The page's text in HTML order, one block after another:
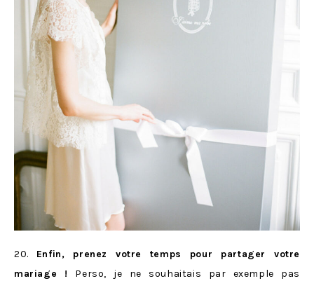
20. Enfin, prenez votre temps pour partager votre
mariage !
Perso, je ne souhaitais par exemple pas